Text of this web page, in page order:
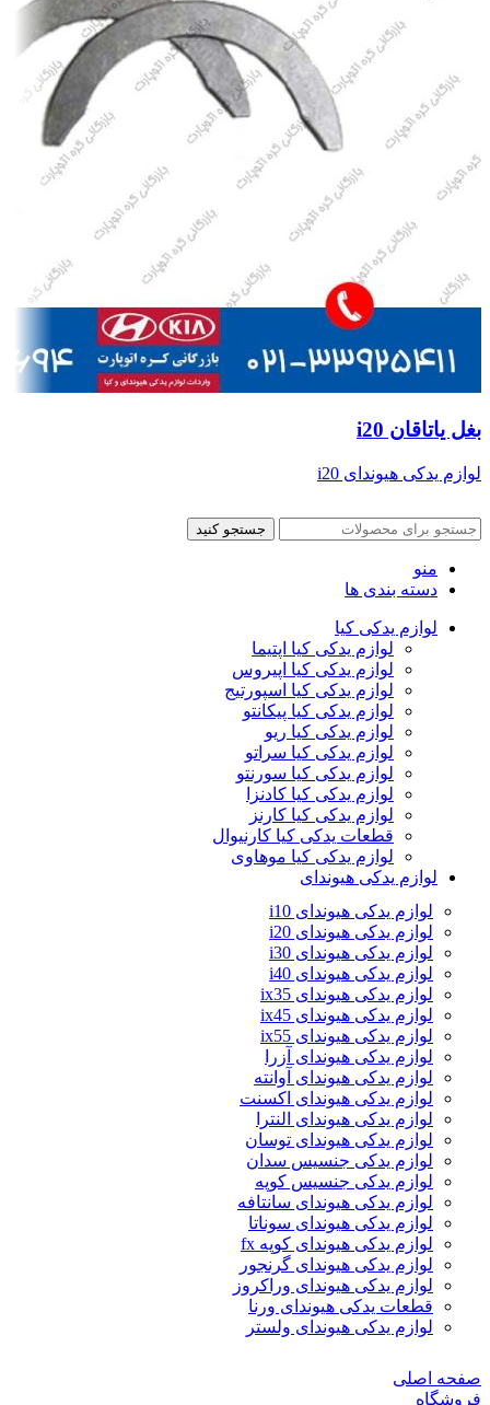
بغل یاتاقان i20
لوازم یدکی هیوندای i20
جستجو کنید
منو
دسته بندی ها
لوازم یدکی کیا
لوازم یدکی کیا اپتیما
لوازم یدکی کیا اپیروس
لوازم یدکی کیا اسپورتیج
لوازم یدکی کیا پیکانتو
لوازم یدکی کیا ریو
لوازم یدکی کیا سراتو
لوازم یدکی کیا سورنتو
لوازم یدکی کیا کادنزا
لوازم یدکی کیا کارنز
قطعات یدکی کیا کارنیوال
لوازم یدکی کیا موهاوی
لوازم یدکی هیوندای
لوازم یدکی هیوندای i10
لوازم یدکی هیوندای i20
لوازم یدکی هیوندای i30
لوازم یدکی هیوندای i40
لوازم یدکی هیوندای ix35
لوازم یدکی هیوندای ix45
لوازم یدکی هیوندای ix55
لوازم یدکی هیوندای آزرا
لوازم یدکی هیوندای آوانته
لوازم یدکی هیوندای اکسنت
لوازم یدکی هیوندای النترا
لوازم یدکی هیوندای توسان
لوازم یدکی جنسیس سدان
لوازم یدکی جنسیس کوپه
لوازم یدکی هیوندای سانتافه
لوازم یدکی هیوندای سوناتا
لوازم یدکی هیوندای کوپه fx
لوازم یدکی هیوندای گرنجور
لوازم یدکی هیوندای وراکروز
قطعات یدکی هیوندای ورنا
لوازم یدکی هیوندای ولستر
صفحه اصلی
فروشگاه